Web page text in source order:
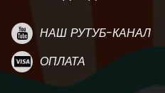
НАШ РУТУБ-КАНАЛ
ОПЛАТА